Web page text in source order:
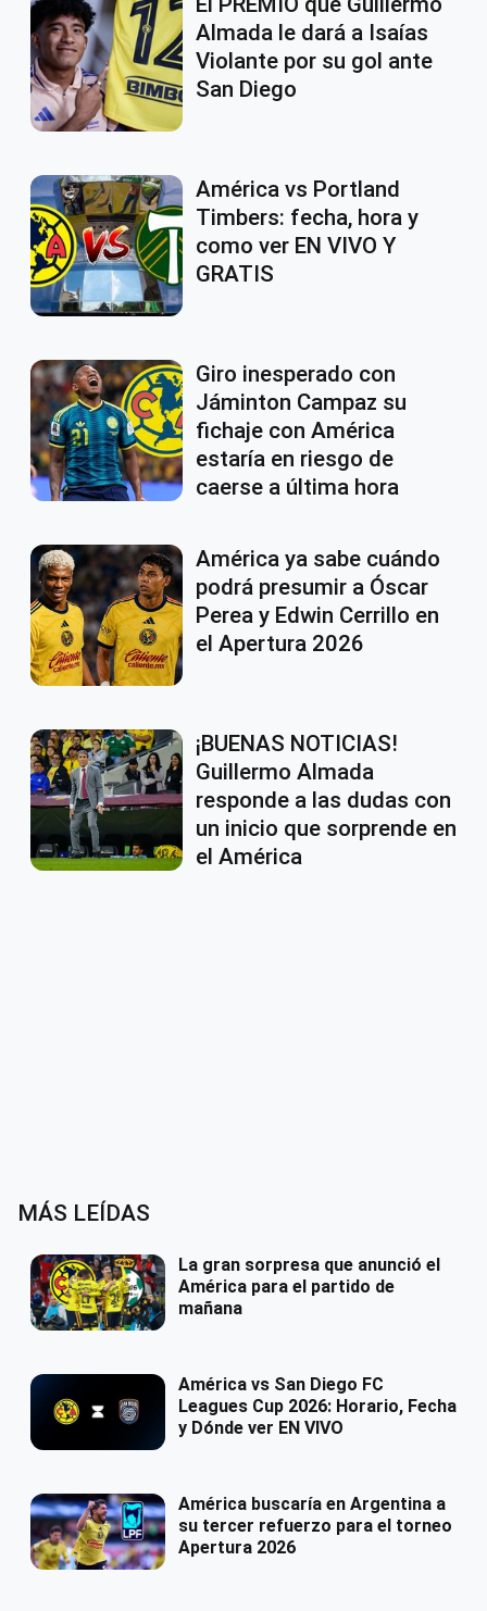
Almada le dará a Isaías
Violante por su gol ante
San Diego
América vs Portland
Timbers: fecha, hora y
como ver EN VIVO Y
GRATIS
Giro inesperado con
Jáminton Campaz su
fichaje con América
estaría en riesgo de
caerse a última hora
América ya sabe cuándo
podrá presumir a Óscar
Perea y Edwin Cerrillo en
el Apertura 2026
¡BUENAS NOTICIAS!
Guillermo Almada
responde a las dudas con
un inicio que sorprende en
el América
MÁS LEÍDAS
La gran sorpresa que anunció el
América para el partido de
mañana
América vs San Diego FC
Leagues Cup 2026: Horario, Fecha
y Dónde ver EN VIVO
América buscaría en Argentina a
su tercer refuerzo para el torneo
Apertura 2026